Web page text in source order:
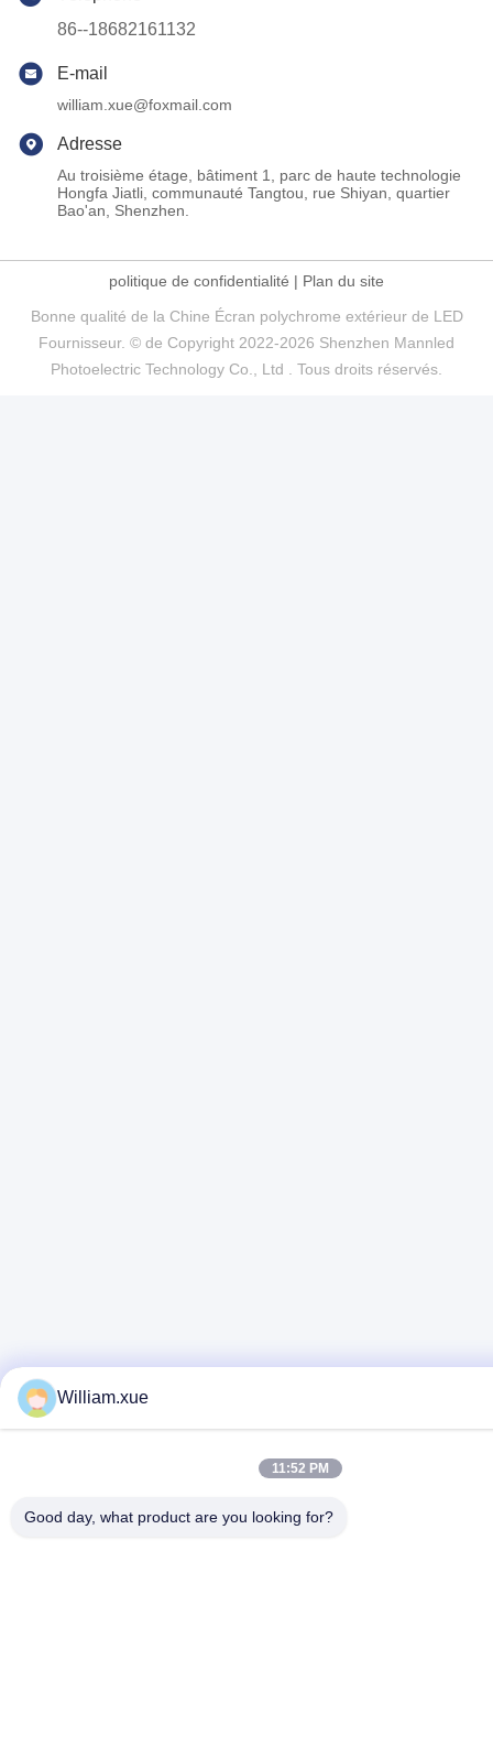
86--18682161132
E-mail
william.xue@foxmail.com
Adresse
Au troisième étage, bâtiment 1, parc de haute technologie
Hongfa Jiatli, communauté Tangtou, rue Shiyan, quartier
Bao'an, Shenzhen.
politique de confidentialité | Plan du site
Bonne qualité de la Chine Écran polychrome extérieur de LED
Fournisseur. © de Copyright 2022-2026 Shenzhen Mannled
Photoelectric Technology Co., Ltd . Tous droits réservés.
William.xue
11:52 PM
Good day, what product are you looking for?